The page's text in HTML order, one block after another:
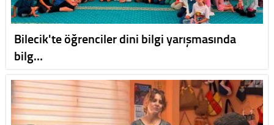
Bilecik'te öğrenciler dini bilgi yarışmasında
bilg…